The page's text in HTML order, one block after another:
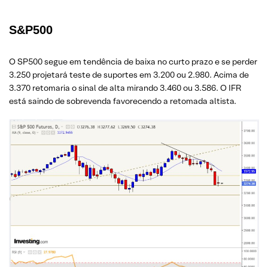
S&P500
O SP500 segue em tendência de baixa no curto prazo e se perder
3.250 projetará teste de suportes em 3.200 ou 2.980. Acima de
3.370 retomaria o sinal de alta mirando 3.460 ou 3.586. O IFR
está saindo de sobrevenda favorecendo a retomada altista.